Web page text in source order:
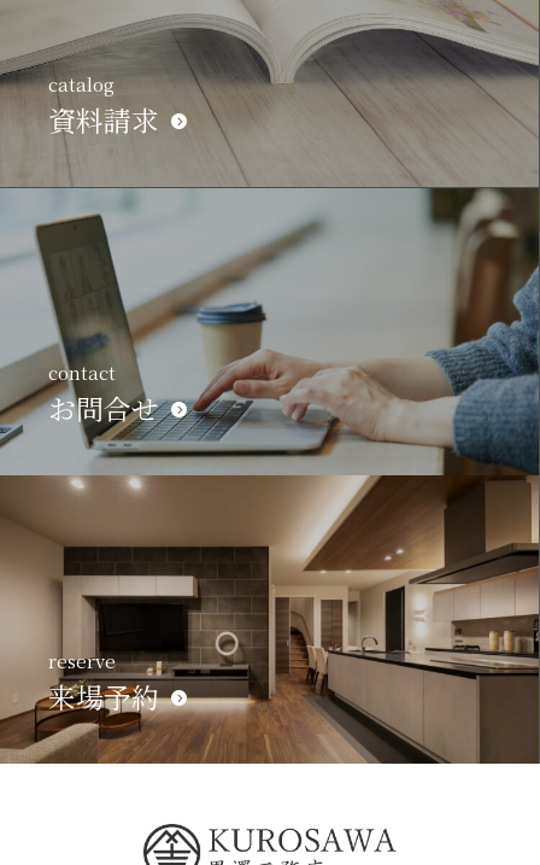
catalog
資料請求
contact
お問合せ
reserve
来場予約